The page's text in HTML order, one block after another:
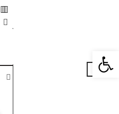
פתח סרגל נגישות